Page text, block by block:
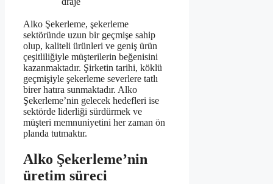
Alko Şekerleme, şekerleme
sektöründe uzun bir geçmişe sahip
olup, kaliteli ürünleri ve geniş ürün
çeşitliliğiyle müşterilerin beğenisini
kazanmaktadır. Şirketin tarihi, köklü
geçmişiyle şekerleme severlere tatlı
birer hatıra sunmaktadır. Alko
Şekerleme’nin gelecek hedefleri ise
sektörde liderliği sürdürmek ve
müşteri memnuniyetini her zaman ön
planda tutmaktır.
Alko Şekerleme’nin
üretim süreci